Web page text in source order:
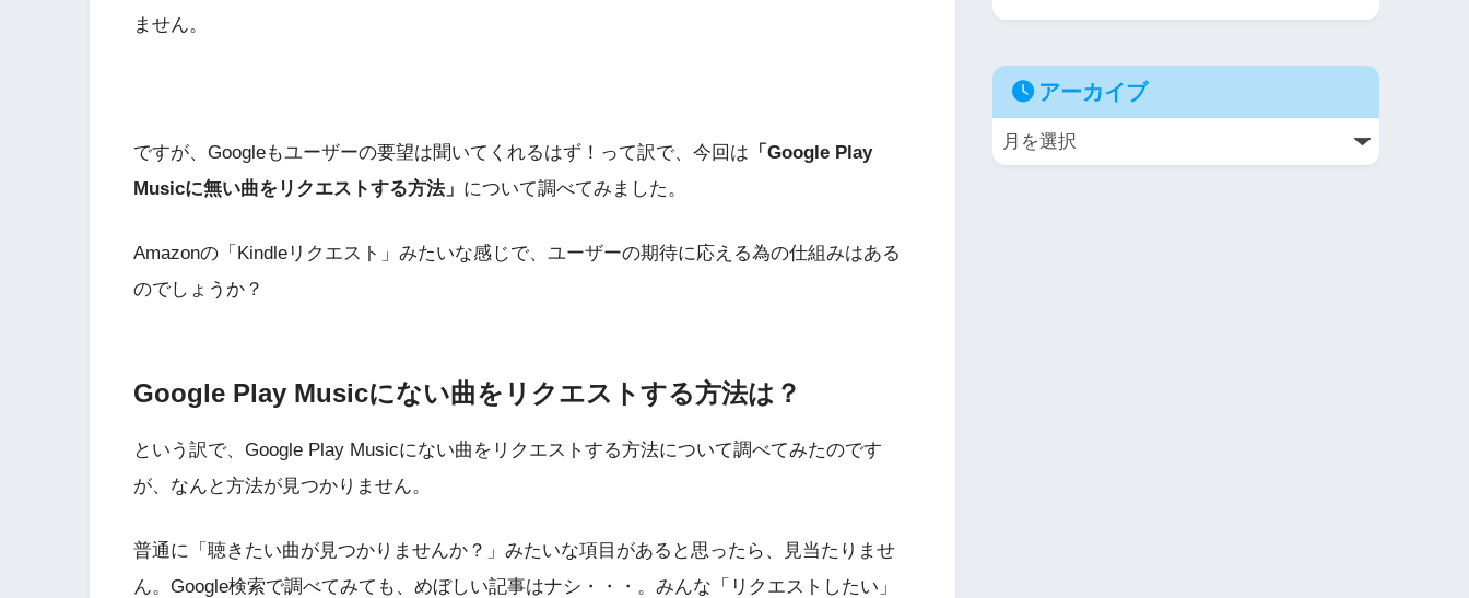
ません。
ですが、Googleもユーザーの要望は聞いてくれるはず！って訳で、今回は 「Google Play
Musicに無い曲をリクエストする方法」 について調べてみました。
Amazonの「Kindleリクエスト」みたいな感じで、ユーザーの期待に応える為の仕組みはある
のでしょうか？
Google Play Musicにない曲をリクエストする方法は？
という訳で、Google Play Musicにない曲をリクエストする方法について調べてみたのです
が、なんと方法が見つかりません。
普通に「聴きたい曲が見つかりませんか？」みたいな項目があると思ったら、見当たりませ
ん。Google検索で調べてみても、めぼしい記事はナシ・・・。みんな「リクエストしたい」
アーカイブ